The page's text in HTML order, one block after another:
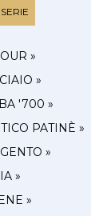
SERIE
»
»
'700 »
PATINÈ »
»
»
»